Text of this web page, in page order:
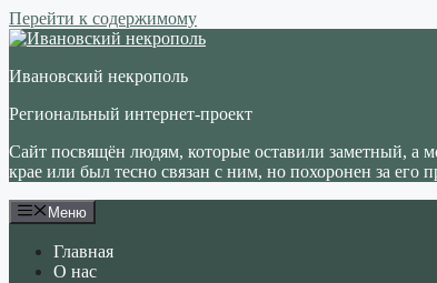
Перейти к содержимому
Ивановский некрополь
Региональный интернет-проект
Сайт посвящён людям, которые оставили заметный, а
крае или был тесно связан с ним, но похоронен за его
Меню
Главная
О нас